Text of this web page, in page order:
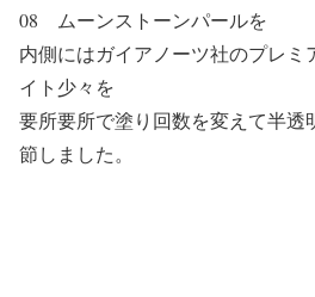
08 ムーンストーンパールを
内側にはガイアノーツ社のプレミ
イト少々を
要所要所で塗り回数を変えて半透
節しました。